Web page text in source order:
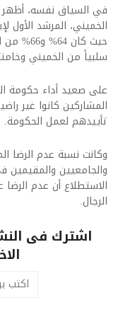
في السياق نفسه، أظهر
الخميني، المرشد الأول
حيث كان
سلبياً من الخميني
تأييدهم لعمل الحكومة.
وكانت نسبة عدم الرضا
والجامعيين والمقيمين
الاستطلاع أن عدم
الرجال.​
اشترك فى